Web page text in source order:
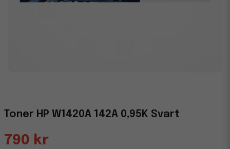
Toner HP W1420A 142A 0,95K Svart
790 kr